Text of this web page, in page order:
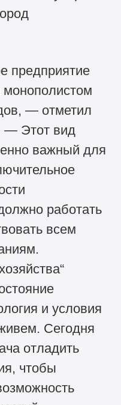
предприятие
монополистом
— отметил
— Этот вид
важный для
работать
всем
и условия
Сегодня
отладить
чтобы